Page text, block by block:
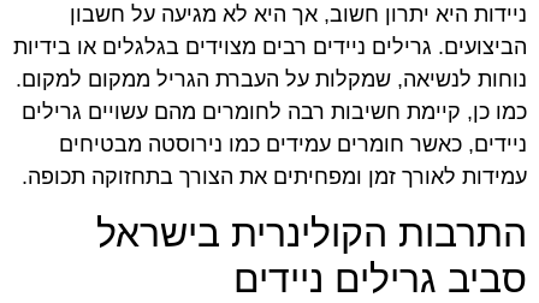
ניידות היא יתרון חשוב, אך היא לא מגיעה על חשבון
הביצועים. גרילים ניידים רבים מצוידים בגלגלים או בידיות
נוחות לנשיאה, שמקלות על העברת הגריל ממקום למקום.
כמו כן, קיימת חשיבות רבה לחומרים מהם עשויים גרילים
ניידים, כאשר חומרים עמידים כמו נירוסטה מבטיחים
עמידות לאורך זמן ומפחיתים את הצורך בתחזוקה תכופה.
התרבות הקולינרית בישראל
סביב גרילים ניידים